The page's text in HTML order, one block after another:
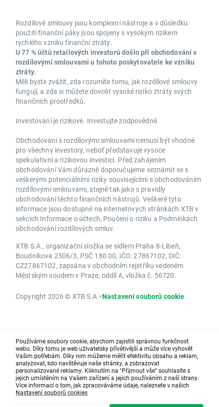
Rozdílové smlouvy jsou komplexní nástroje a v důsledku
použití finanční páky jsou spojeny s vysokým rizikem
rychlého vzniku finanční ztráty.
U 77 % účtů retailových investorů došlo při obchodování s
rozdílovými smlouvami u tohoto poskytovatele ke vzniku
ztráty.
Měli byste zvážit, zda rozumíte tomu, jak rozdílové smlouvy
fungují, a zda si můžete dovolit vysoké riziko ztráty svých
finančních prostředků.
Investování je rizikové. Investujte zodpovědně.
Obchodování s rozdílovými smlouvami nemusí být vhodné
pro všechny investory, neboť představuje vysoce
spekulativní a rizikovou investici. Před zahájením
obchodování Vám důrazně doporučujeme seznámit se s
veškerými potenciálními riziky souvisejícími s obchodováním
rozdílovými smlouvami, stejně tak jako s pravidly
obchodování těchto finančních nástrojů. Veškeré tyto
informace jsou dostupné na internetových stránkách XTB v
sekcích Informace o účtech, Poučení o riziku a Podmínkách
obchodování rozdílových smluv.
XTB S.A., organizační složka se sídlem Praha 8-Libeň,
Boudníkova 2506/3, PSČ 180 00, IČO: 27867102, DIČ:
CZ27867102, zapsána v obchodním rejstříku vedeném
Městským soudem v Praze, oddíl A, vložka č. 56720.
Copyright 2026 © XTB S.A.•Nastavení souborů cookie
Používáme soubory cookie, abychom zajistili správnou funkčnost
webu. Díky tomu je web uživatelsky přívětivější a může více vyhovět
Vašim potřebám. Díky nim můžeme měřit efektivitu obsahu a reklam,
analyzovat, kdo navštěvuje naše stránky, a zobrazovat
personalizované reklamy. Kliknutím na "Přijmout vše“ souhlasíte s
jejich umístěním na Vašem zařízení a jejich používáním z naší strany.
Více informací o tom, jak zpracováváme údaje, naleznete v našich
Nastavení souborů cookies